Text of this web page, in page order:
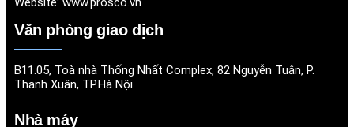
Văn phòng giao dịch
B11.05, Toà nhà Thống Nhất Complex, 82 Nguyễn Tuân, P.
Thanh Xuân, TP.Hà Nội
Nhà máy